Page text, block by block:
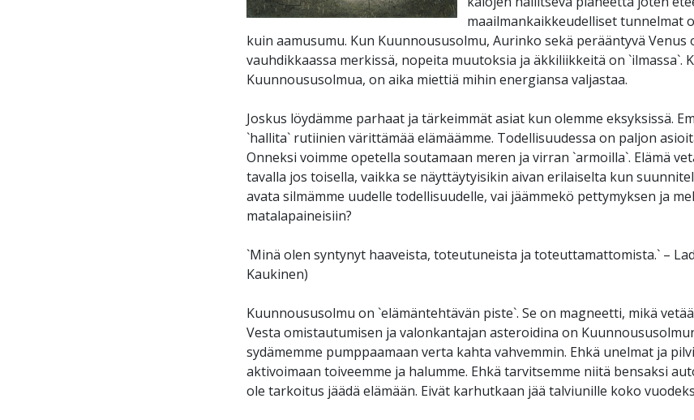
maailmankaikkeudelliset tunnelmat
kuin aamusumu. Kun Kuunnoususolmu, Aurinko sekä perääntyvä Venus
vauhdikkaassa merkissä, nopeita muutoksia ja äkkiliikkeitä on `ilmassa`.
Kuunnoususolmua, on aika miettiä mihin energiansa valjastaa.
Joskus löydämme parhaat ja tärkeimmät asiat kun olemme eksyksissä.
`hallita` rutiinien värittämää elämäämme. Todellisuudessa on paljon
Onneksi voimme opetella soutamaan meren ja virran `armoilla`. Elämä
tavalla jos toisella, vaikka se näyttäytyisikin aivan erilaiselta kun
avata silmämme uudelle todellisuudelle, vai jäämmekö pettymyksen ja
matalapaineisiin?
`Minä olen syntynyt haaveista, toteutuneista ja toteuttamattomista.` –
Kaukinen)
Kuunnoususolmu on `elämäntehtävän piste`. Se on magneetti, mikä
Vesta omistautumisen ja valonkantajan asteroidina on
sydämemme pumppaamaan verta kahta vahvemmin. Ehkä unelmat ja
aktivoimaan toiveemme ja halumme. Ehkä tarvitsemme niitä bensaksi
ole tarkoitus jäädä elämään. Eivät karhutkaan jää talviunille koko